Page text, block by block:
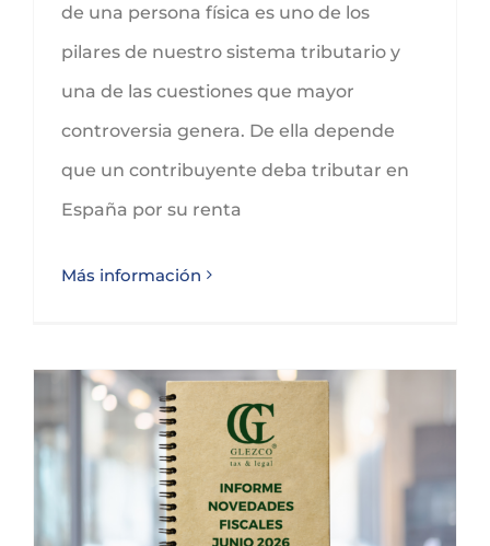
de una persona física es uno de los
pilares de nuestro sistema tributario y
una de las cuestiones que mayor
controversia genera. De ella depende
que un contribuyente deba tributar en
España por su renta
Más información